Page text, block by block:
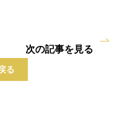
る
次の記事を見る